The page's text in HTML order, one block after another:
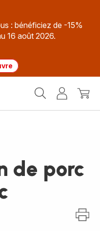
: bénéficiez de -15%
16 août 2026.
MonMon
de porc